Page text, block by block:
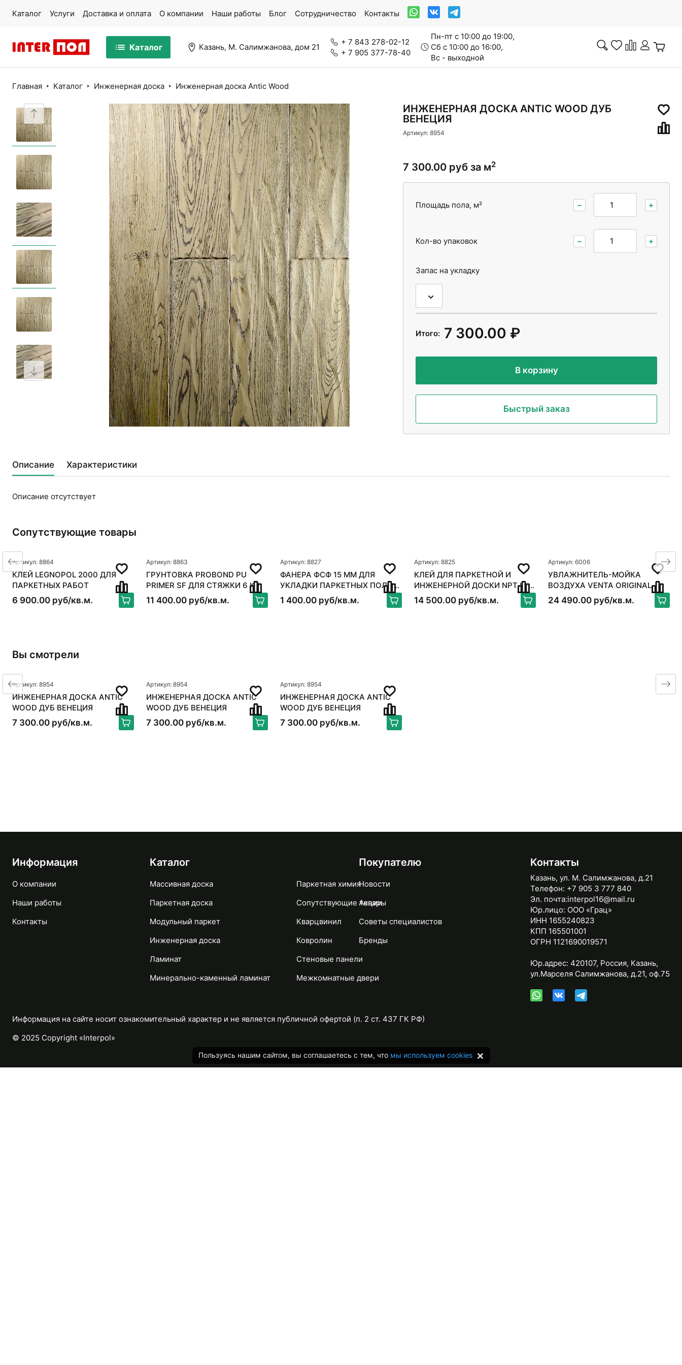
Каталог Услуги Доставка и оплата О компании Наши работы Блог Сотрудничество Контакты
Каталог Казань, М. Салимжанова, дом 21
+ 7 843 278-02-12
+ 7 905 377-78-40
Пн-пт с 10:00 до 19:00,
Сб с 10:00 до 16:00,
Вс - выходной
Массивная доска Паркетная доска Модульный паркет Инженерная доска
Минерально-каменный ламинат Паркетная химия
Ковролин Межкомнатные двери
Главная Каталог Инженерная доска Инженерная доска Antic Wood
ИНЖЕНЕРНАЯ ДОСКА ANTIC WOOD ДУБ
ВЕНЕЦИЯ
Артикул: 8954
7 300.00 руб за м2
Площадь пола, м² − +
Кол-во упаковок − +
Запас на укладку
Итого: 7 300.00 ₽
В корзину
Быстрый заказ
Описание Характеристики
Описание отсутствует
Сопутствующие товары
Артикул: 8864
КЛЕЙ LEGNOPOL 2000 ДЛЯ
ПАРКЕТНЫХ РАБОТ
6 900.00 руб/кв.м.
Артикул: 8863
ГРУНТОВКА PROBOND PU
PRIMER SF ДЛЯ СТЯЖКИ 6 КГ
11 400.00 руб/кв.м.
Артикул: 8827
ФАНЕРА ФСФ 15 ММ ДЛЯ
УКЛАДКИ ПАРКЕТНЫХ ПОЛОВ
250*250ММ
1 400.00 руб/кв.м.
Артикул: 8825
КЛЕЙ ДЛЯ ПАРКЕТНОЙ И
ИНЖЕНЕРНОЙ ДОСКИ NPT S-
BOND FLEX
14 500.00 руб/кв.м.
Артикул: 6006
УВЛАЖНИТЕЛЬ-МОЙКА
ВОЗДУХА VENTA ORIGINAL
LW15, БЕЛЫЙ
24 490.00 руб/кв.м.
Вы смотрели
Артикул: 8954
ИНЖЕНЕРНАЯ ДОСКА ANTIC
WOOD ДУБ ВЕНЕЦИЯ
7 300.00 руб/кв.м.
Артикул: 8954
ИНЖЕНЕРНАЯ ДОСКА ANTIC
WOOD ДУБ ВЕНЕЦИЯ
7 300.00 руб/кв.м.
Артикул: 8954
ИНЖЕНЕРНАЯ ДОСКА ANTIC
WOOD ДУБ ВЕНЕЦИЯ
7 300.00 руб/кв.м.
Информация
О компании
Наши работы
Контакты
Каталог
Массивная доска
Паркетная доска
Модульный паркет
Инженерная доска
Ламинат
Минерально-каменный ламинат
Паркетная химия
Сопутствующие товары
Кварцвинил
Ковролин
Стеновые панели
Межкомнатные двери
Покупателю
Новости
Акции
Советы специалистов
Бренды
Контакты
Казань, ул. М. Салимжанова, д.21
Телефон: +7 905 3 777 840
Эл. почта:interpol16@mail.ru
Юр.лицо: ООО «Грац»
ИНН 1655240823
КПП 165501001
ОГРН 1121690019571
Юр.адрес: 420107, Россия, Казань,
ул.Марселя Салимжанова, д.21, оф.75
Информация на сайте носит ознакомительный характер и не является публичной офертой (п. 2 ст. 437 ГК РФ)
© 2025 Copyright «Interpol»
Пользуясь нашим сайтом, вы соглашаетесь с тем, что мы используем cookies